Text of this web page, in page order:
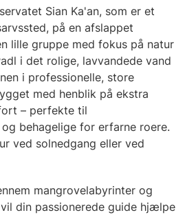
Sian Ka'an, som er et
på en afslappet
lille gruppe med fokus på natur
i det rolige, lavvandede vand
i professionelle, store
med henblik på ekstra
– perfekte til
behagelige for erfarne roere.
ved solnedgang eller ved
mangrovelabyrinter og
din passionerede guide hjælpe